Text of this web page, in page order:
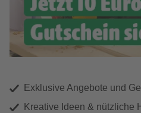
Exklusive Angebote und
Kreative Ideen & nützliche